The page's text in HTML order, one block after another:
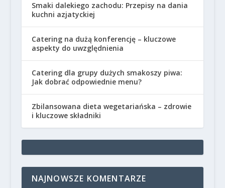
Smaki dalekiego zachodu: Przepisy na dania
kuchni azjatyckiej
Catering na dużą konferencję – kluczowe
aspekty do uwzględnienia
Catering dla grupy dużych smakoszy piwa:
Jak dobrać odpowiednie menu?
Zbilansowana dieta wegetariańska – zdrowie
i kluczowe składniki
NAJNOWSZE KOMENTARZE